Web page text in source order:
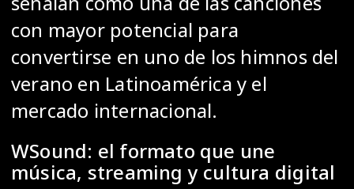
con mayor potencial para
convertirse en uno de los himnos del
verano en Latinoamérica y el
mercado internacional.
WSound: el formato que une
música, streaming y cultura digital